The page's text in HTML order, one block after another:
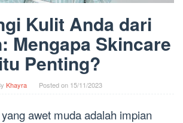
Kulit Anda dari
Mengapa Skincare
itu Penting?
Khayra Posted on 15/11/2023
awet muda adalah impian